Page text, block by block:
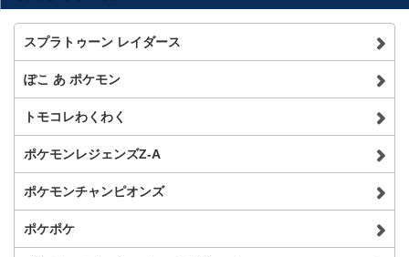
スプラトゥーン レイダース
ぽこ あ ポケモン
トモコレわくわく
ポケモンレジェンズZ-A
ポケモンチャンピオンズ
ポケポケ